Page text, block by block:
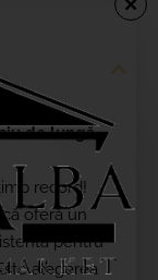
de lungă
record!
oferă un
pentru
alegerea